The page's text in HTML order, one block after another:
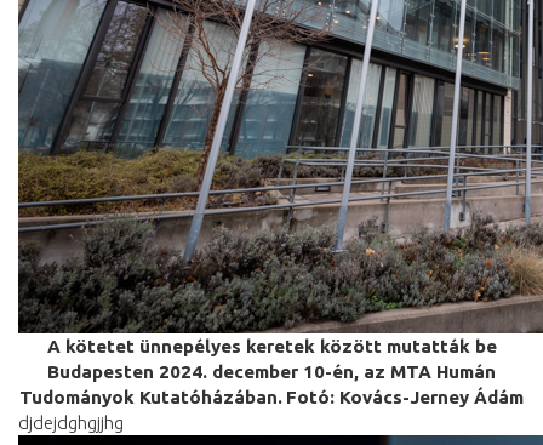
A kötetet ünnepélyes keretek között mutatták be
Budapesten 2024. december 10-én, az MTA Humán
Tudományok Kutatóházában. Fotó: Kovács-Jerney Ádám
djdejdghgjjhg